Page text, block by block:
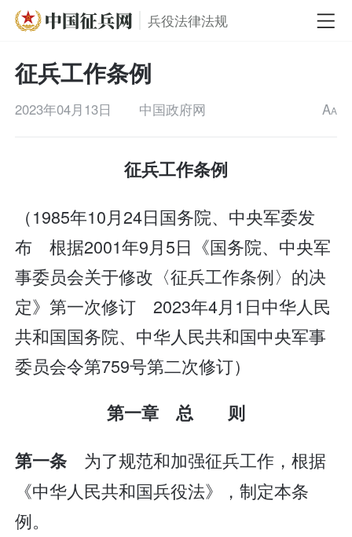
兵役法律法规
征兵工作条例
2023年04月13日 中国政府网 AA
征兵工作条例
（1985年10月24日国务院、中央军委发
布 根据2001年9月5日《国务院、中央军
事委员会关于修改〈征兵工作条例〉的决
定》第一次修订 2023年4月1日中华人民
共和国国务院、中华人民共和国中央军事
委员会令第759号第二次修订）
第一章 总 则
第一条 为了规范和加强征兵工作，根据
《中华人民共和国兵役法》，制定本条
例。